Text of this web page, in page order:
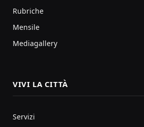
Rubriche
Mensile
Mediagallery
VIVI LA CITTÀ
Servizi